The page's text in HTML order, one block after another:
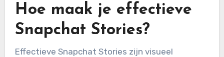
Hoe maak je effectieve
Snapchat Stories?
Effectieve Snapchat Stories zijn visueel